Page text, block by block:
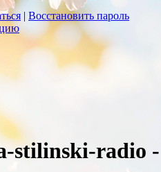
| Восстановить пароль
stilinski-radio